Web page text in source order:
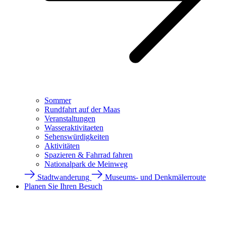
Sommer
Rundfahrt auf der Maas
Veranstaltungen
Wasseraktivitaeten
Sehenswürdigkeiten
Aktivitäten
Spazieren & Fahrrad fahren
Nationalpark de Meinweg
Stadtwanderung
Museums- und Denkmälerroute
Planen Sie Ihren Besuch